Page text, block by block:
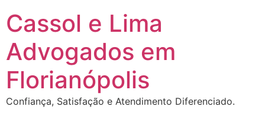
para
conteúdo
Cassol e Lima
Advogados em
Florianópolis
Confiança, Satisfação e Atendimento Diferenciado.